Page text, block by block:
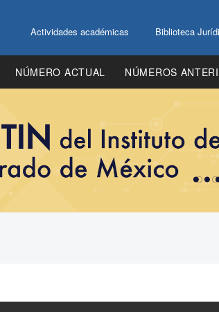
Actividades académicas Biblioteca
NÚMERO ACTUAL NÚMEROS